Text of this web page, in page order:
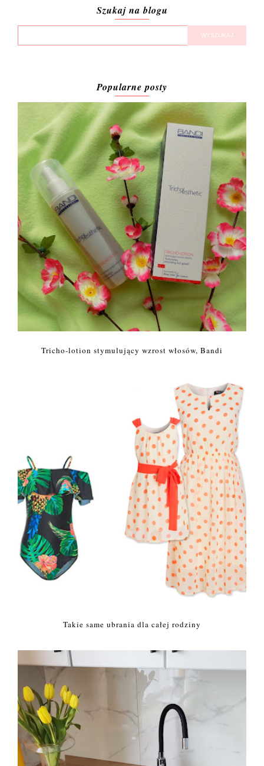
Szukaj na blogu
Popularne posty
Tricho-lotion stymulujący wzrost włosów, Bandi
Takie same ubrania dla całej rodziny